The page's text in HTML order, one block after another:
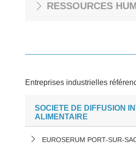
RESSOURCES
Entreprises industrielles
SOCIETE DE DIFFUSION
ALIMENTAIRE
EUROSERUM PORT-SUR-